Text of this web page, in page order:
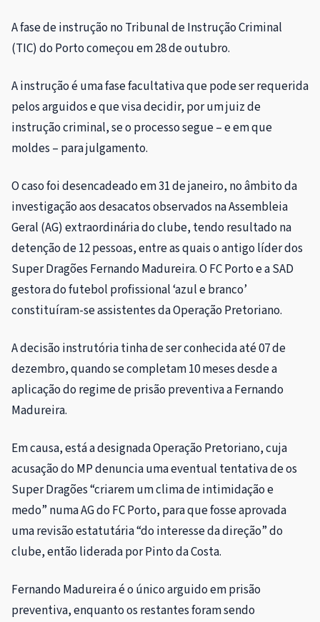
A fase de instrução no Tribunal de Instrução Criminal
(TIC) do Porto começou em 28 de outubro.
A instrução é uma fase facultativa que pode ser requerida
pelos arguidos e que visa decidir, por um juiz de
instrução criminal, se o processo segue – e em que
moldes – para julgamento.
O caso foi desencadeado em 31 de janeiro, no âmbito da
investigação aos desacatos observados na Assembleia
Geral (AG) extraordinária do clube, tendo resultado na
detenção de 12 pessoas, entre as quais o antigo líder dos
Super Dragões Fernando Madureira. O FC Porto e a SAD
gestora do futebol profissional ‘azul e branco’
constituíram-se assistentes da Operação Pretoriano.
A decisão instrutória tinha de ser conhecida até 07 de
dezembro, quando se completam 10 meses desde a
aplicação do regime de prisão preventiva a Fernando
Madureira.
Em causa, está a designada Operação Pretoriano, cuja
acusação do MP denuncia uma eventual tentativa de os
Super Dragões “criarem um clima de intimidação e
medo” numa AG do FC Porto, para que fosse aprovada
uma revisão estatutária “do interesse da direção” do
clube, então liderada por Pinto da Costa.
Fernando Madureira é o único arguido em prisão
preventiva, enquanto os restantes foram sendo